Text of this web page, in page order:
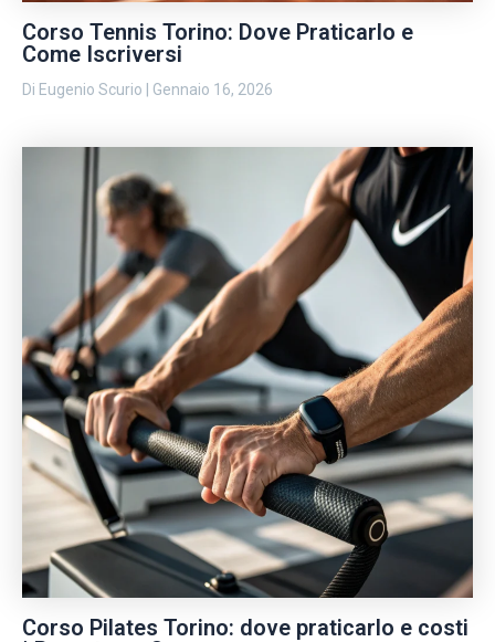
Corso Tennis Torino: Dove Praticarlo e
Come Iscriversi
Di Eugenio Scurio Gennaio 16, 2026
Corso Pilates Torino: dove praticarlo e costi